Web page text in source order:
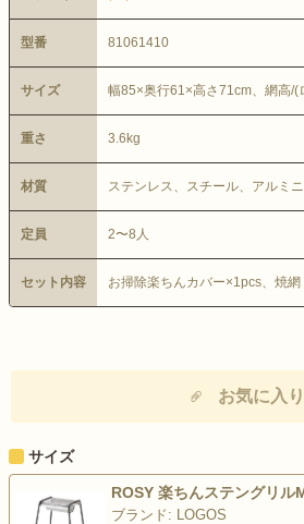
型番 81061410
サイズ 幅85×奥行61×高さ71cm、網高/(
重さ 3.6kg
材質 ステンレス、スチール、アルミ
定員 2〜8人
セット内容 お掃除楽ちんカバー×1pcs、焼網
お気に入り
サイズ
ROSY 楽ちんステングリル
ブランド: LOGOS